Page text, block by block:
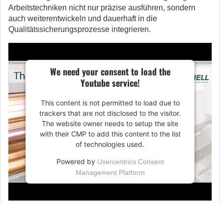
Arbeitstechniken nicht nur präzise ausführen, sondern
auch weiterentwickeln und dauerhaft in die
Qualitätssicherungsprozesse integrieren.
We need your consent to load the
Youtube service!
This content is not permitted to load due to
trackers that are not disclosed to the visitor.
The website owner needs to setup the site
with their CMP to add this content to the list
of technologies used.
Powered by Usercentrics Consent
Management Platform